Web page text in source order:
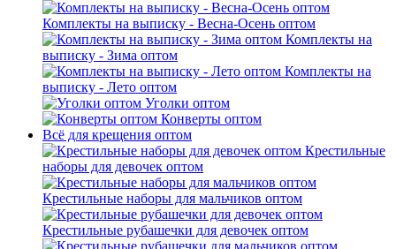
Комплекты на выписку - Весна-Осень оптом
Комплекты на
выписку - Зима оптом
Комплекты на
выписку - Лето оптом
Уголки оптом
Конверты оптом
Всё для крещения оптом
Крестильные
наборы для девочек оптом
Крестильные наборы для мальчиков оптом
Крестильные рубашечки для девочек оптом